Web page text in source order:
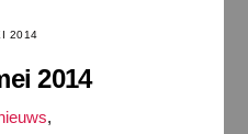
2014
2014
,